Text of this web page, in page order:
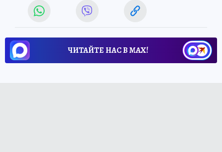
ЧИТАЙТЕ НАС В МАХ!